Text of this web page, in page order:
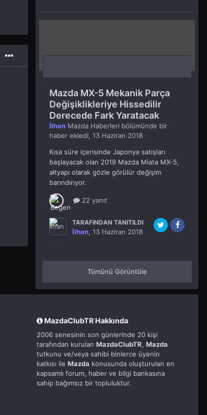
Mazda MX-5 Mekanik Parça
Değişiklikleriye Hissedilir
Derecede Fark Yaratacak
İlhan Mazda Haberleri bölümünde bir
haber ekledi, 13 Haziran 2018
Kısa süre içerisinde Japonya satışları
başlayacak olan 2019 Mazda Miata MX-5,
altyapı olarak gözle görülür değişim
barındırıyor.
22 yanıt
TARAFINDAN TANITILDI
İlhan, 13 Haziran 2018
Tümünü Görüntüle
MazdaClubTR Hakkında
2006 senesinin son günlerinde 20 kişi
tarafından kurulan MazdaClubTR, Mazda
tutkunu ve/veya sahibi binlerce üyenin
katkısı ile Mazda konusunda oluşturulan en
kapsamlı forum, haber ve bilgi bankasına
sahip bağımsız bir topluluktur.